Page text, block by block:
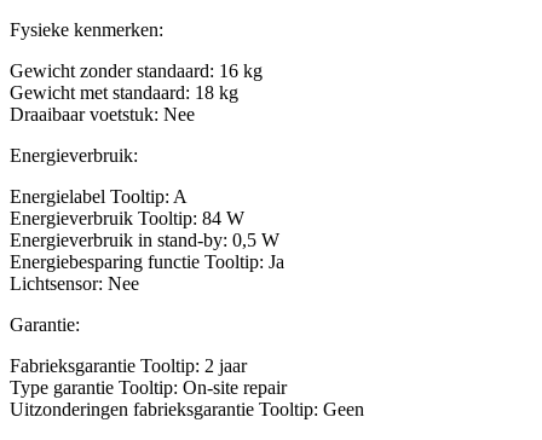
Fysieke kenmerken:
Gewicht zonder standaard: 16 kg
Gewicht met standaard: 18 kg
Draaibaar voetstuk: Nee
Energieverbruik:
Energielabel Tooltip: A
Energieverbruik Tooltip: 84 W
Energieverbruik in stand-by: 0,5 W
Energiebesparing functie Tooltip: Ja
Lichtsensor: Nee
Garantie:
Fabrieksgarantie Tooltip: 2 jaar
Type garantie Tooltip: On-site repair
Uitzonderingen fabrieksgarantie Tooltip: Geen